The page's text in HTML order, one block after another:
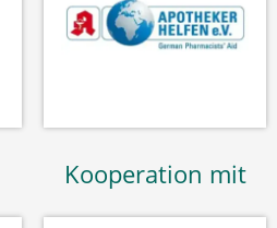
Kooperation mit